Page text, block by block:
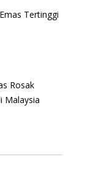
Tertinggi
Rosak
Malaysia